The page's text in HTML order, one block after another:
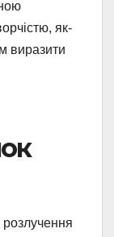
як-
виразити